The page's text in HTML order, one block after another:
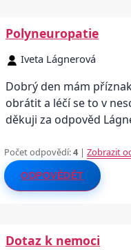
Polyneuropatie
Iveta Lágnerová
Dobrý den mám
obrátit a léčí se to v
děkuji za odpověd
Počet odpovědí:4 |Zobrazit
ODPOVĚDĚT
Dotaz k nemoci